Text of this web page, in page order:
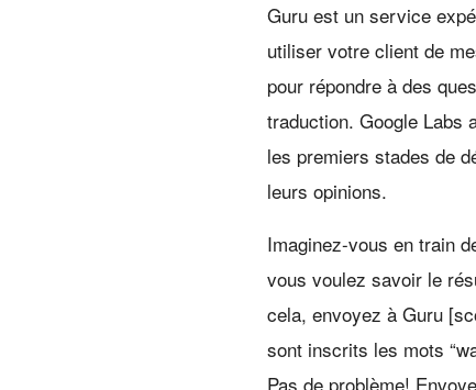
Guru est un service
utiliser votre client de
pour répondre à des
traduction. Google Labs
les premiers stades de
leurs opinions.
Imaginez-vous en train
vous voulez savoir le
cela, envoyez à Guru
sont inscrits les mots
Pas de problème!